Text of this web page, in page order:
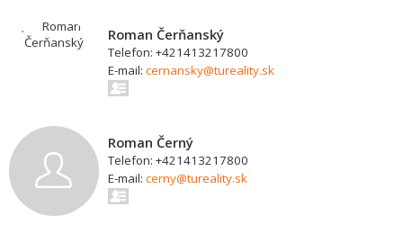
Roman Čerňanský
Telefon: +421413217800
E-mail: cernansky@tureality.sk
Roman Černý
Telefon: +421413217800
E-mail: cerny@tureality.sk